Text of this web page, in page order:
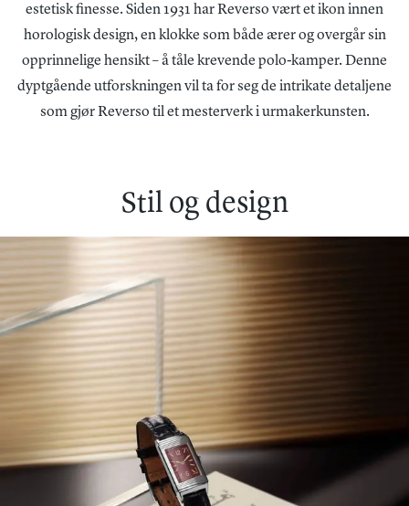
estetisk finesse. Siden 1931 har Reverso vært et ikon innen
horologisk design, en klokke som både ærer og overgår sin
opprinnelige hensikt – å tåle krevende polo-kamper. Denne
dyptgående utforskningen vil ta for seg de intrikate detaljene
som gjør Reverso til et mesterverk i urmakerkunsten.
Stil og design